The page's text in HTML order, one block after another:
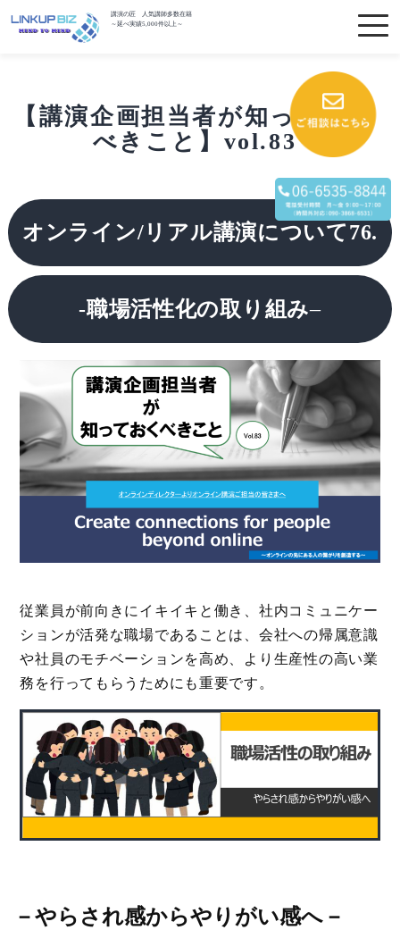
講演の匠 人気講師多数在籍
～延べ実績5,000件以上～
【講演企画担当者が知っておく
べきこと】vol.83
オンライン/リアル講演について76.
-職場活性化の取り組み–
従業員が前向きにイキイキと働き、社内コミュニケー
ションが活発な職場であることは、会社への帰属意識
や社員のモチベーションを高め、より生産性の高い業
務を行ってもらうためにも重要です。
－やらされ感からやりがい感へ －